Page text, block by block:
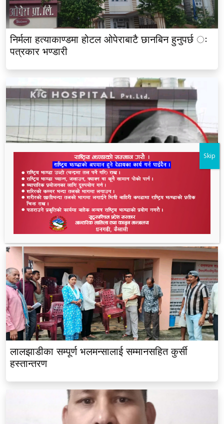
निर्मला हत्याकाण्डमा होटल ओपेराबाटै छानबिन हुनुपर्छ ः
पत्रकार भण्डारी
धनगढीको के जी अस्पतालमा मृत्यु प्रकरण: २२ लाखमा
केस रफादफा
लालझाडीका सम्पूर्ण भलमन्सालाई सम्मानसहित कुर्सी
हस्तान्तरण
Skip